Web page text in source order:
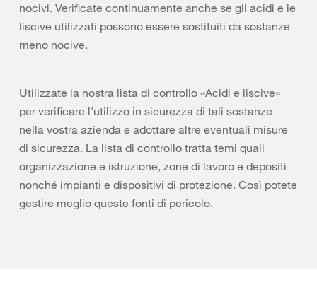
nocivi. Verificate continuamente anche se gli acidi e le
liscive utilizzati possono essere sostituiti da sostanze
meno nocive.
Utilizzate la nostra lista di controllo «Acidi e liscive»
per verificare l'utilizzo in sicurezza di tali sostanze
nella vostra azienda e adottare altre eventuali misure
di sicurezza. La lista di controllo tratta temi quali
organizzazione e istruzione, zone di lavoro e depositi
nonché impianti e dispositivi di protezione. Così potete
gestire meglio queste fonti di pericolo.